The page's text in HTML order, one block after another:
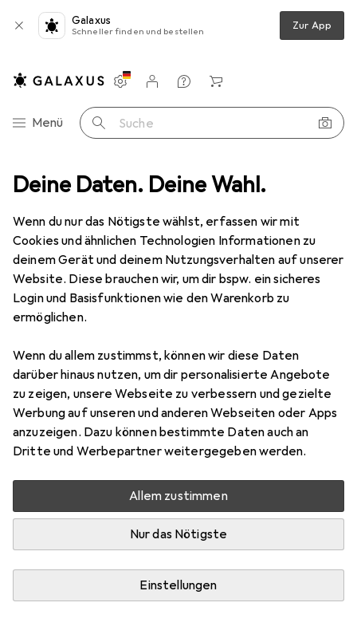
Deine Daten. Deine Wahl.
Wenn du nur das Nötigste wählst, erfassen wir mit
Cookies und ähnlichen Technologien Informationen zu
deinem Gerät und deinem Nutzungsverhalten auf unserer
Website. Diese brauchen wir, um dir bspw. ein sicheres
Login und Basisfunktionen wie den Warenkorb zu
ermöglichen.
Wenn du allem zustimmst, können wir diese Daten
darüber hinaus nutzen, um dir personalisierte Angebote
zu zeigen, unsere Webseite zu verbessern und gezielte
Werbung auf unseren und anderen Webseiten oder Apps
anzuzeigen. Dazu können bestimmte Daten auch an
Dritte und Werbepartner weitergegeben werden.
Allem zustimmen
Nur das Nötigste
Einstellungen
Galaxus
Schneller finden und bestellen Zur App
Navigation nach Kategorien
Menü Suche
Einstellungen
Kundenkonto
Vergleichslisten
Merklisten
Warenkorb
Malen + Zeichnen Malstifte Stabilo Pen 68 brush
14 Bilder
MENGENRABATT
StabiloPen 68 brush
1x
Preis in EUR inkl. MwSt.
EUR
3,19
Bewertungen
Mi, 12.8. geliefert
9 Stück an Lager beim Lieferanten
Lieferort angeben für genaue Lieferzeit